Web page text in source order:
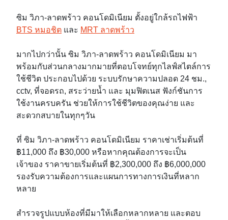
ซิม วิภา-ลาดพร้าว คอนโดมิเนียม ตั้งอยู่ใกล้รถไฟฟ้า
BTS หมอชิต และ MRT ลาดพร้าว
มากไปกว่านั้น ซิม วิภา-ลาดพร้าว คอนโดมิเนียม มา
พร้อมกับส่วนกลางมากมายที่ตอบโจทย์ทุกไลฟ์สไตล์การ
ใช้ชีวิต ประกอบไปด้วย ระบบรักษาความปลอด 24 ชม.,
cctv, ที่จอดรถ, สระว่ายน้ำ และ มุมฟิตเนส ฟังก์ชันการ
ใช้งานครบครัน ช่วยให้การใช้ชีวิตของคุณง่าย และ
สะดวกสบายในทุกๆวัน
ที่ ซิม วิภา-ลาดพร้าว คอนโดมิเนียม ราคาเช่าเริ่มต้นที่
฿11,000 ถึง ฿30,000 หรือหากคุณต้องการจะเป็น
เจ้าของ ราคาขายเริ่มต้นที่ ฿2,300,000 ถึง ฿6,000,000
รองรับความต้องการและแผนการทางการเงินที่หลาก
หลาย
สำรวจรูปแบบห้องที่มีมาให้เลือกหลากหลาย และตอบ